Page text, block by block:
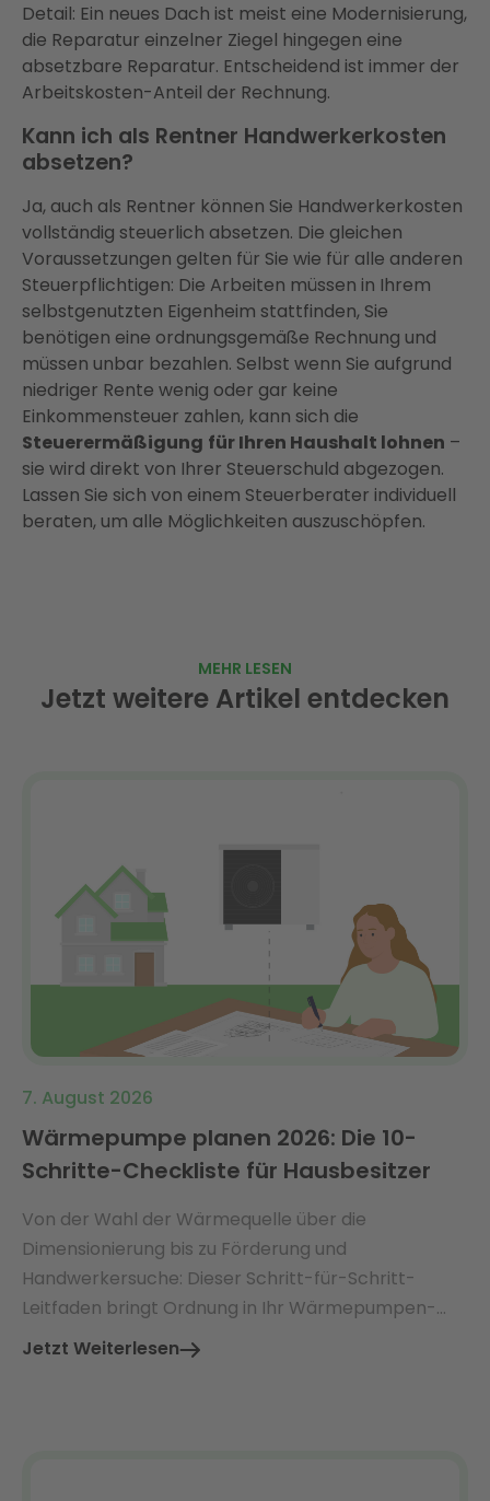
Detail: Ein neues Dach ist meist eine Modernisierung,
die Reparatur einzelner Ziegel hingegen eine
absetzbare Reparatur. Entscheidend ist immer der
Arbeitskosten-Anteil der Rechnung.
Kann ich als Rentner Handwerkerkosten
absetzen?
Ja, auch als Rentner können Sie Handwerkerkosten
vollständig steuerlich absetzen. Die gleichen
Voraussetzungen gelten für Sie wie für alle anderen
Steuerpflichtigen: Die Arbeiten müssen in Ihrem
selbstgenutzten Eigenheim stattfinden, Sie
benötigen eine ordnungsgemäße Rechnung und
müssen unbar bezahlen. Selbst wenn Sie aufgrund
niedriger Rente wenig oder gar keine
Einkommensteuer zahlen, kann sich die
Steuerermäßigung für Ihren Haushalt lohnen –
sie wird direkt von Ihrer Steuerschuld abgezogen.
Lassen Sie sich von einem Steuerberater individuell
beraten, um alle Möglichkeiten auszuschöpfen.
MEHR LESEN
Jetzt weitere Artikel entdecken
7. August 2026
Wärmepumpe planen 2026: Die 10-
Schritte-Checkliste für Hausbesitzer
Von der Wahl der Wärmequelle über die
Dimensionierung bis zu Förderung und
Handwerkersuche: Dieser Schritt-für-Schritt-
Leitfaden bringt Ordnung in Ihr Wärmepumpen-
Projekt.
Jetzt Weiterlesen